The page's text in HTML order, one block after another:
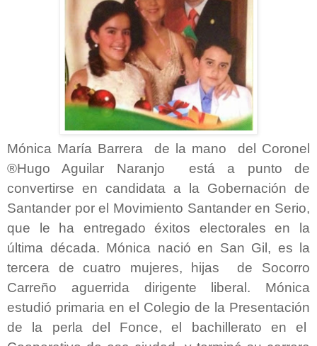
Mónica María Barrera de la mano del Coronel
®Hugo Aguilar Naranjo está a punto de
convertirse en candidata a la Gobernación de
Santander por el Movimiento Santander en Serio,
que le ha entregado éxitos electorales en la
última década. Mónica nació en San Gil, es la
tercera de cuatro mujeres, hijas de Socorro
Carreño aguerrida dirigente liberal. Mónica
estudió primaria en el Colegio de la Presentación
de la perla del Fonce, el bachillerato en el